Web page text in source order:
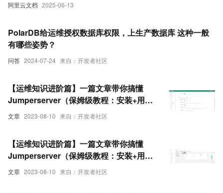
阿里云文档 2025-06-13
问答 2024-07-24 来自：开发者社区
PolarDB给运维授权数据库权限，上生产数据库 这种一般
有哪些姿势？
文章 2023-08-10 来自：开发者社区
【运维知识进阶篇】一篇文章带你搞懂
Jumperserver（保姆级教程：安装+用户
与用户组+创建资产+授权资产+创建数据库
文章 2023-08-10 来自：开发者社区
【运维知识进阶篇】一篇文章带你搞懂
Jumperserver（保姆级教程：安装+用户
与用户组+创建资产+授权资产+创建数据库